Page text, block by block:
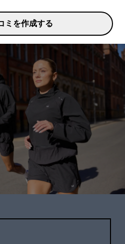
ミを作成する